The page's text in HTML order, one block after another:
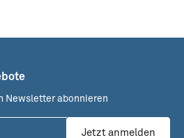
Newsletter abonnieren
Jetzt anmelden